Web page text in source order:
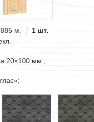
м.
1 шт.
20×100 мм.;